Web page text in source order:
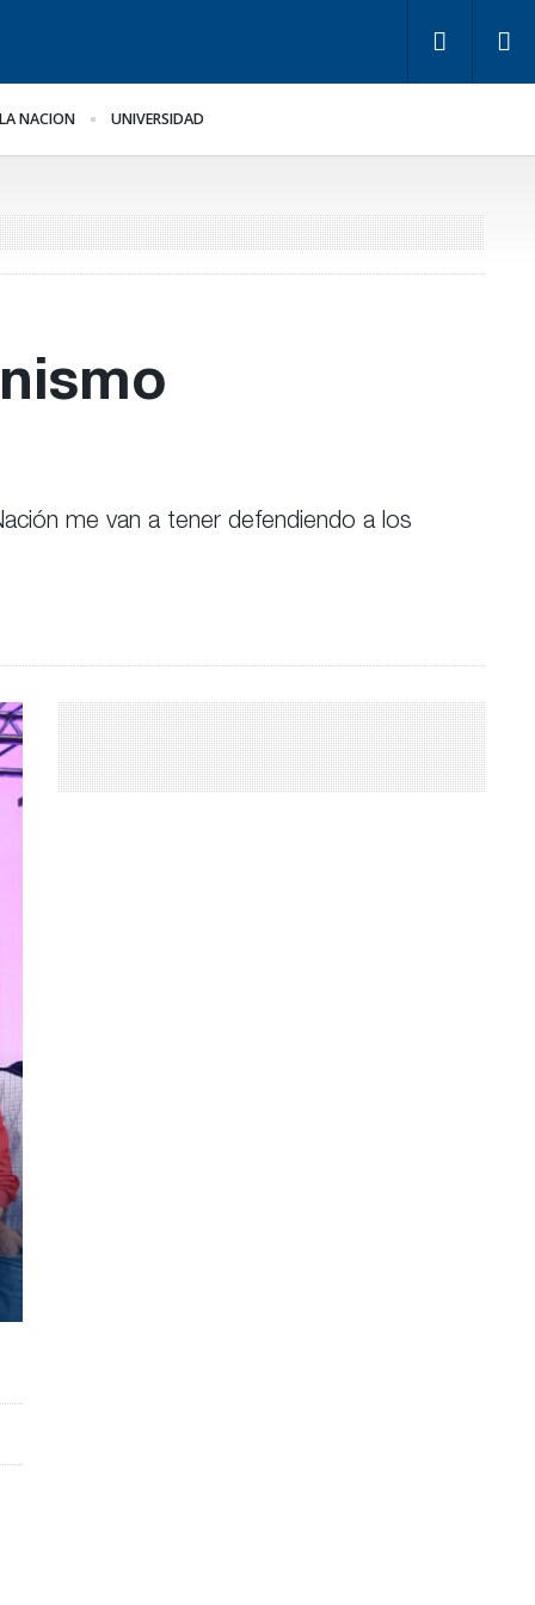
NACION UNIVERSIDAD
y dueños en
Gobierno cesar la
me van a tener defendiendo a los